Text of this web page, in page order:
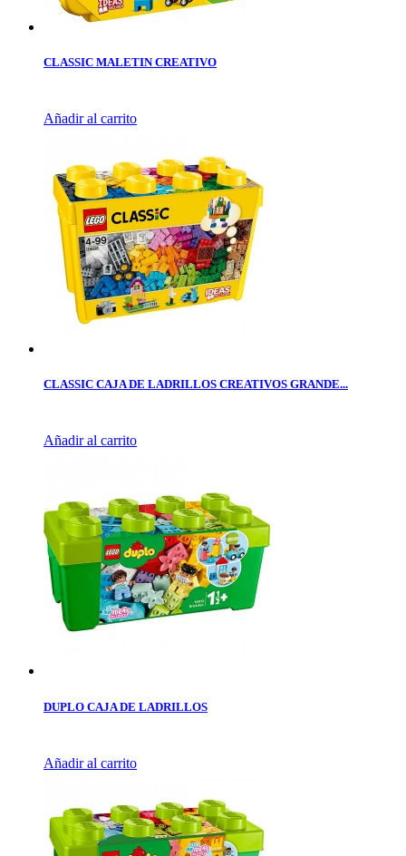
CLASSIC MALETIN CREATIVO
Añadir al carrito
CLASSIC CAJA DE LADRILLOS CREATIVOS GRANDE...
Añadir al carrito
DUPLO CAJA DE LADRILLOS
Añadir al carrito